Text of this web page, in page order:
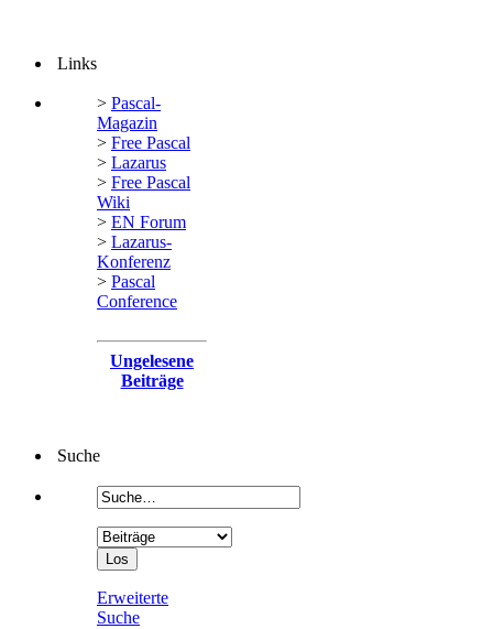
Links
> Pascal-
Magazin
> Free Pascal
> Lazarus
> Free Pascal
Wiki
> EN Forum
> Lazarus-
Konferenz
> Pascal
Conference
Ungelesene
Beiträge
Suche
Erweiterte
Suche